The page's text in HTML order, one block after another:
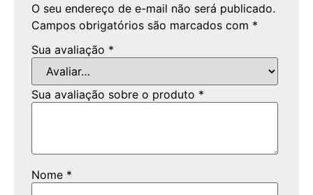
O seu endereço de e-mail não será publicado.
Campos obrigatórios são marcados com *
Sua avaliação *
Sua avaliação sobre o produto *
Nome *